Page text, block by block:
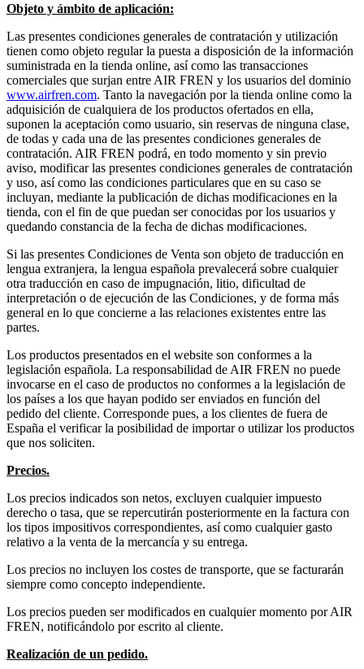
Objeto y ámbito de aplicación:
Las presentes condiciones generales de contratación y utilización
tienen como objeto regular la puesta a disposición de la información
suministrada en la tienda online, así como las transacciones
comerciales que surjan entre AIR FREN y los usuarios del dominio
www.airfren.com. Tanto la navegación por la tienda online como la
adquisición de cualquiera de los productos ofertados en ella,
suponen la aceptación como usuario, sin reservas de ninguna clase,
de todas y cada una de las presentes condiciones generales de
contratación. AIR FREN podrá, en todo momento y sin previo
aviso, modificar las presentes condiciones generales de contratación
y uso, así como las condiciones particulares que en su caso se
incluyan, mediante la publicación de dichas modificaciones en la
tienda, con el fin de que puedan ser conocidas por los usuarios y
quedando constancia de la fecha de dichas modificaciones.
Si las presentes Condiciones de Venta son objeto de traducción en
lengua extranjera, la lengua española prevalecerá sobre cualquier
otra traducción en caso de impugnación, litio, dificultad de
interpretación o de ejecución de las Condiciones, y de forma más
general en lo que concierne a las relaciones existentes entre las
partes.
Los productos presentados en el website son conformes a la
legislación española. La responsabilidad de AIR FREN no puede
invocarse en el caso de productos no conformes a la legislación de
los países a los que hayan podido ser enviados en función del
pedido del cliente. Corresponde pues, a los clientes de fuera de
España el verificar la posibilidad de importar o utilizar los productos
que nos soliciten.
Precios.
Los precios indicados son netos, excluyen cualquier impuesto
derecho o tasa, que se repercutirán posteriormente en la factura con
los tipos impositivos correspondientes, así como cualquier gasto
relativo a la venta de la mercancía y su entrega.
Los precios no incluyen los costes de transporte, que se facturarán
siempre como concepto independiente.
Los precios pueden ser modificados en cualquier momento por AIR
FREN, notificándolo por escrito al cliente.
Realización de un pedido.